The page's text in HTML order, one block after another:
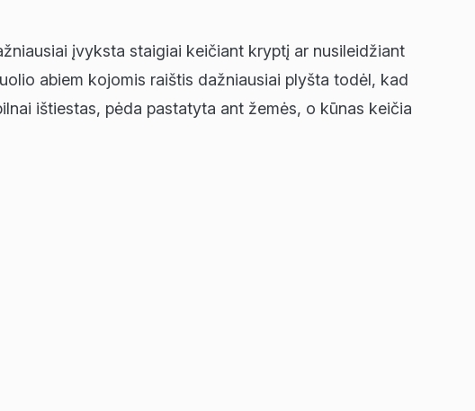
įvyksta staigiai keičiant kryptį ar nusileidžiant
abiem kojomis raištis dažniausiai plyšta todėl, kad
ištiestas, pėda pastatyta ant žemės, o kūnas keičia